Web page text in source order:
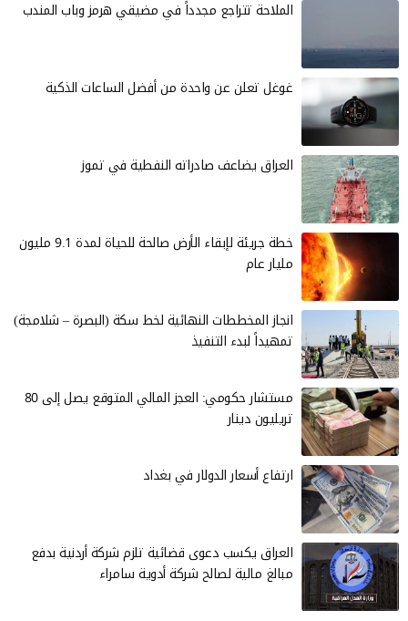
الملاحة تتراجع مجدداً في مضيقي هرمز وباب المندب
غوغل تعلن عن واحدة من أفضل الساعات الذكية
العراق يضاعف صادراته النفطية في تموز
خطة جريئة لإبقاء الأرض صالحة للحياة لمدة 9.1 مليون
مليار عام
انجاز المخططات النهائية لخط سكة (البصرة – شلامجة)
تمهيداً لبدء التنفيذ
مستشار حكومي: العجز المالي المتوقع يصل إلى 80
تريليون دينار
ارتفاع أسعار الدولار في بغداد
العراق يكسب دعوى قضائية تلزم شركة أردنية بدفع
مبالغ مالية لصالح شركة أدوية سامراء